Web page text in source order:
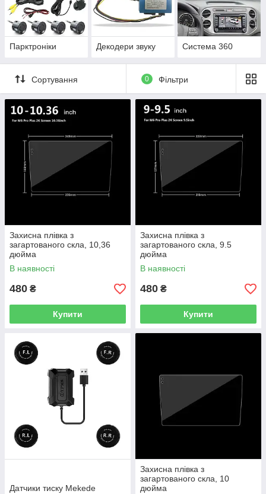
швидку відправку замовлень. Наші менеджери
допоможуть обрати сумісне обладнання
відповідно до Ваших вимог/запланованого
бюджету покупки.
ТОПОВІ ТОВАРИ
Парктроніки Декодери звуку Система 360
Сортування 0 Фільтри
Захисна плівка з
загартованого скла, 10,36
дюйма
В наявності
480 ₴
Купити
Захисна плівка з
загартованого скла, 9.5
дюйма
В наявності
480 ₴
Купити
Датчики тиску Mekede
Захисна плівка з
загартованого скла, 10
дюйма